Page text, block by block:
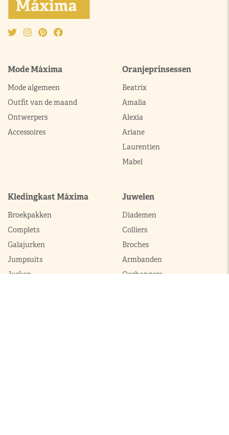
Mode Máxima
Mode algemeen
Outfit van de maand
Ontwerpers
Accessoires
Oranjeprinsessen
Beatrix
Amalia
Alexia
Ariane
Laurentien
Mabel
Kledingkast Máxima
Broekpakken
Complets
Galajurken
Jumpsuits
Jurken
Juwelen
Diademen
Colliers
Broches
Armbanden
Oorhangers